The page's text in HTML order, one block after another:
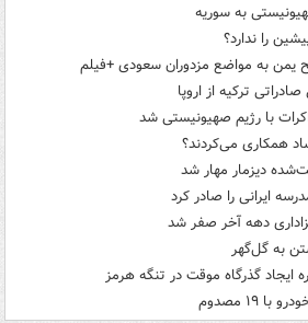
به سوریه
را ندارد؟
یمن به مواضع مزدوران سعودی +فیلم
ترکیه از اروپا
با رژیم صهیونیستی شد
همکاری می‌کردند؟
دیزمار مهار شد
ایرانی را صادر کرد
دهه آخر صفر شد
به گل‌گهر
ایجاد گذرگاه موقت در تنگه هرمز